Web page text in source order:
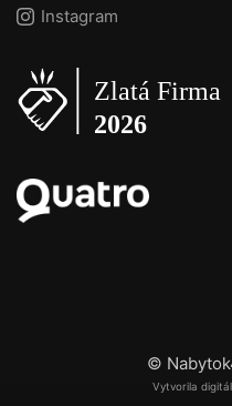
Instagram
©
Vytvorila